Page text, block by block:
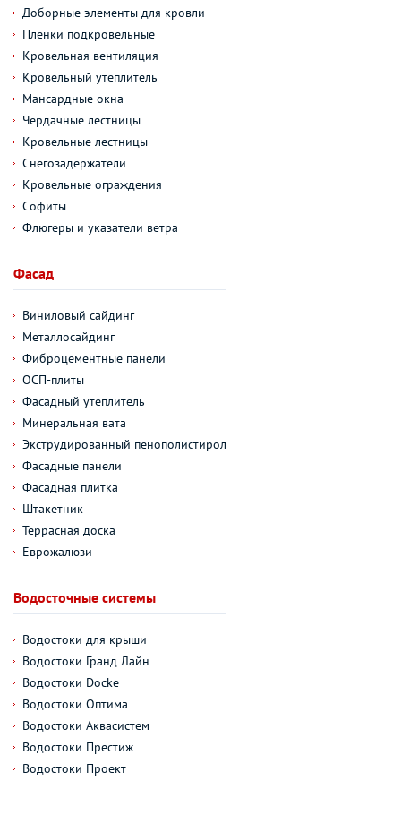
Доборные элементы для кровли
Пленки подкровельные
Кровельная вентиляция
Кровельный утеплитель
Мансардные окна
Чердачные лестницы
Кровельные лестницы
Снегозадержатели
Кровельные ограждения
Софиты
Флюгеры и указатели ветра
Фасад
Виниловый сайдинг
Металлосайдинг
Фиброцементные панели
ОСП-плиты
Фасадный утеплитель
Минеральная вата
Экструдированный пенополистирол
Фасадные панели
Фасадная плитка
Штакетник
Террасная доска
Еврожалюзи
Водосточные системы
Водостоки для крыши
Водостоки Гранд Лайн
Водостоки Docke
Водостоки Оптима
Водостоки Аквасистем
Водостоки Престиж
Водостоки Проект